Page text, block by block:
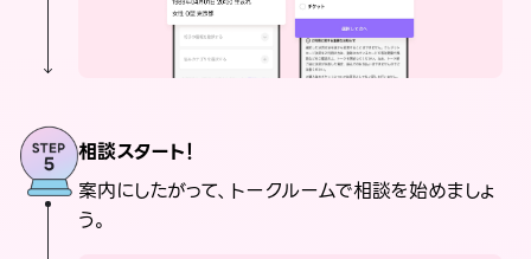
相談スタート！
案内にしたがって、トークルームで相談を始めましょ
う。